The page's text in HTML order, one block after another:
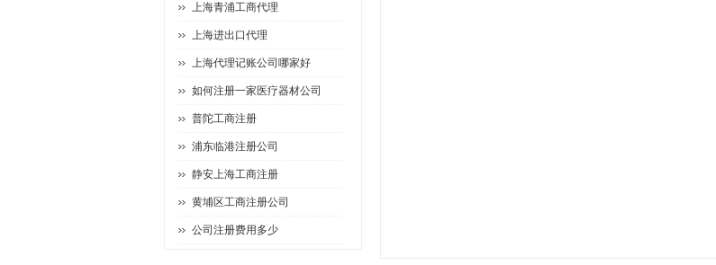
上海青浦工商代理
上海进出口代理
上海代理记账公司哪家好
如何注册一家医疗器材公司
普陀工商注册
浦东临港注册公司
静安上海工商注册
黄埔区工商注册公司
公司注册费用多少